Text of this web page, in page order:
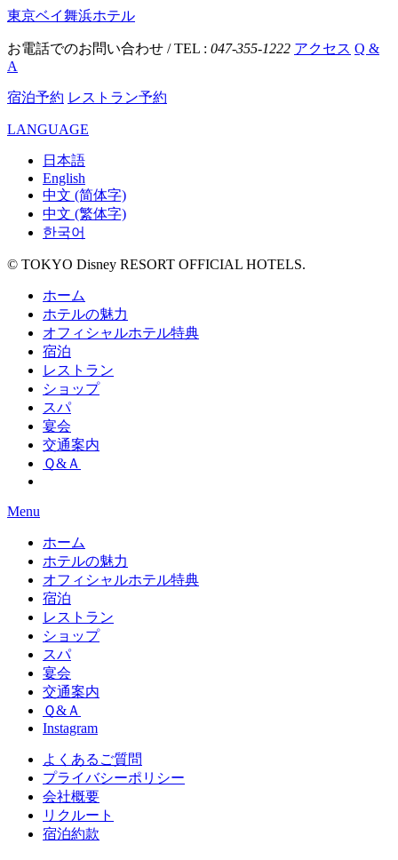
東京ベイ舞浜ホテル
お電話でのお問い合わせ / TEL : 047-355-1222 アクセス Q &
A
宿泊予約 レストラン予約
LANGUAGE
日本語
English
中文 (简体字)
中文 (繁体字)
한국어
© TOKYO Disney RESORT OFFICIAL HOTELS.
ホーム
ホテルの魅力
オフィシャルホテル特典
宿泊
レストラン
ショップ
スパ
宴会
交通案内
Ｑ&Ａ
Menu
ホーム
ホテルの魅力
オフィシャルホテル特典
宿泊
レストラン
ショップ
スパ
宴会
交通案内
Ｑ&Ａ
Instagram
よくあるご質問
プライバシーポリシー
会社概要
リクルート
宿泊約款